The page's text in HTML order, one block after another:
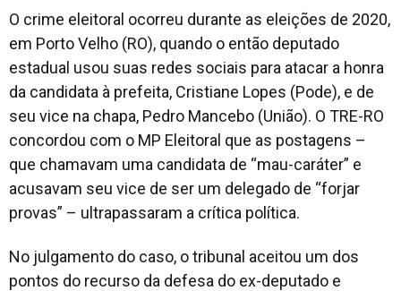
O crime eleitoral ocorreu durante as eleições de 2020,
em Porto Velho (RO), quando o então deputado
estadual usou suas redes sociais para atacar a honra
da candidata à prefeita, Cristiane Lopes (Pode), e de
seu vice na chapa, Pedro Mancebo (União). O TRE-RO
concordou com o MP Eleitoral que as postagens –
que chamavam uma candidata de “mau-caráter” e
acusavam seu vice de ser um delegado de “forjar
provas” – ultrapassaram a crítica política.
No julgamento do caso, o tribunal aceitou um dos
pontos do recurso da defesa do ex-deputado e